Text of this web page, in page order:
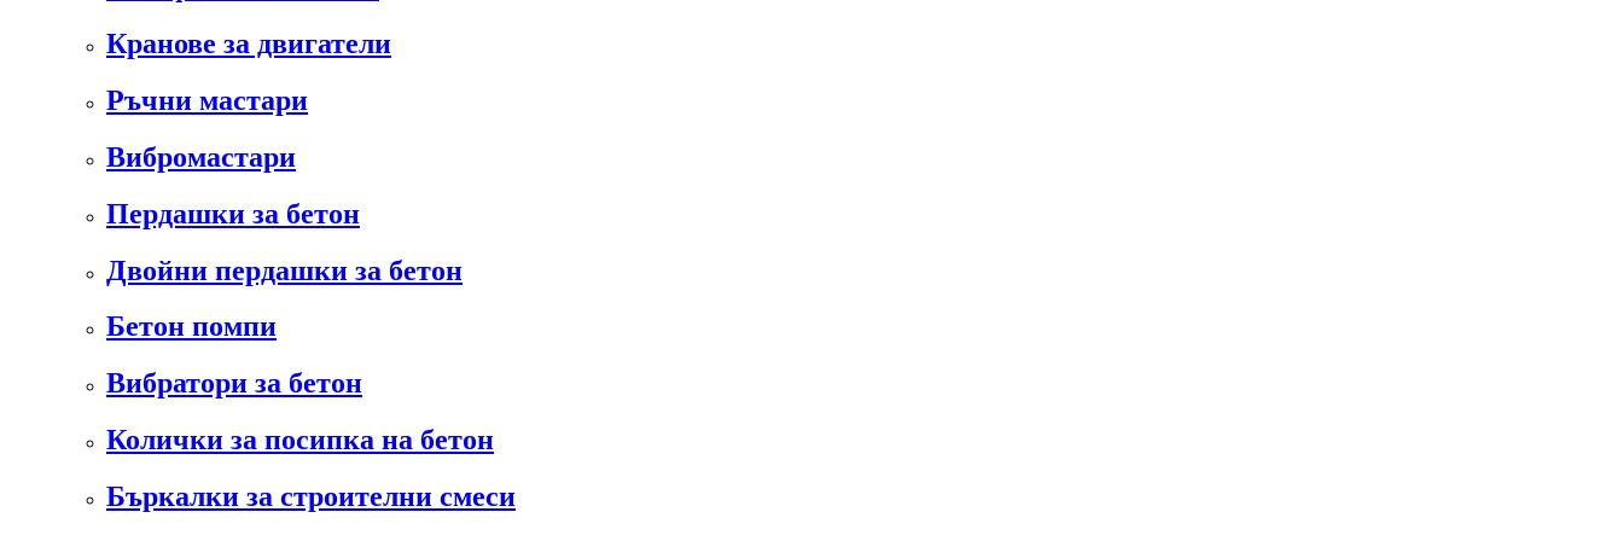
Кранове за двигатели
Ръчни мастари
Вибромастари
Пердашки за бетон
Двойни пердашки за бетон
Бетон помпи
Вибратори за бетон
Колички за посипка на бетон
Бъркалки за строителни смеси